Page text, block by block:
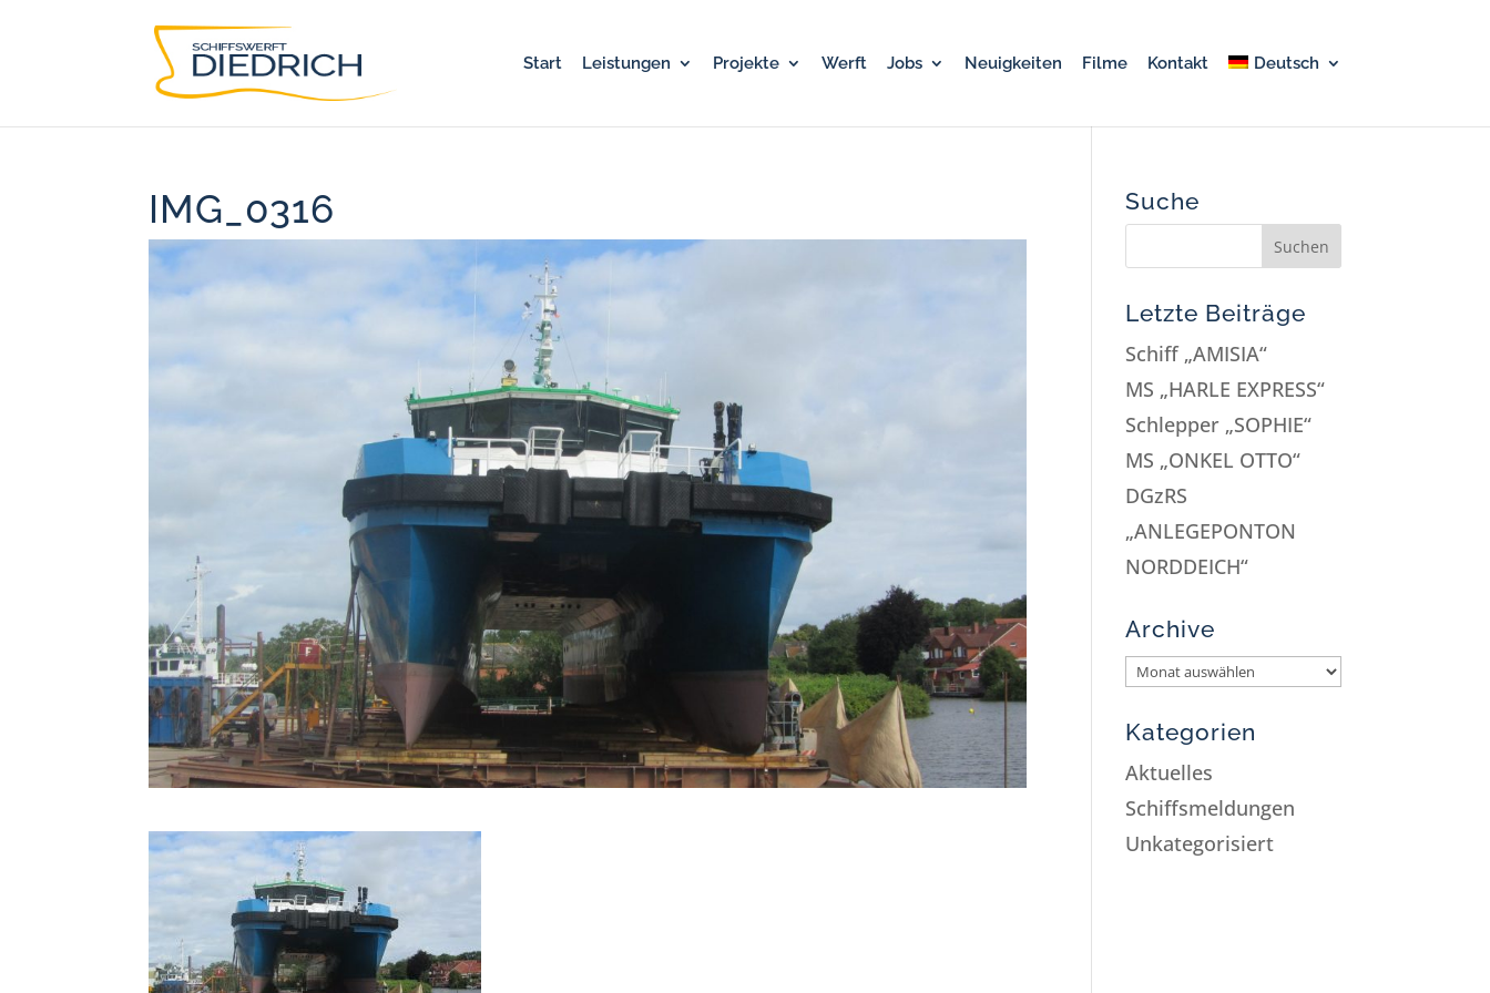
Start Leistungen Projekte Werft Jobs Neuigkeiten Filme Kontakt Deutsch
IMG_0316 Suche
Letzte Beiträge
Schiff „AMISIA“
MS „HARLE EXPRESS“
Schlepper „SOPHIE“
MS „ONKEL OTTO“
DGzRS
„ANLEGEPONTON
NORDDEICH“
Archive
Kategorien
Aktuelles
Schiffsmeldungen
Unkategorisiert